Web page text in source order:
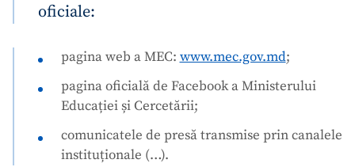
oficiale:
pagina web a MEC: www.mec.gov.md;
pagina oficială de Facebook a Ministerului
Educației și Cercetării;
comunicatele de presă transmise prin canalele
instituționale (…).